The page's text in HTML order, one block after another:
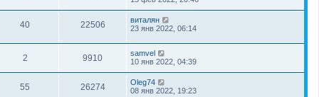
40 22506
виталян
23 янв 2022, 06:14
2 9910
samvel
10 янв 2022, 04:39
55 26274
Oleg74
08 янв 2022, 19:23